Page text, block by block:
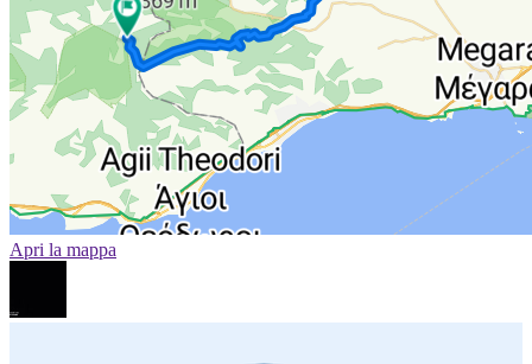
Apri la mappa